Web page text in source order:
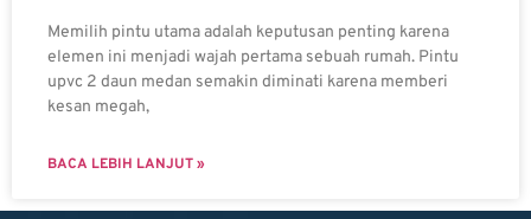
Memilih pintu utama adalah keputusan penting karena
elemen ini menjadi wajah pertama sebuah rumah. Pintu
upvc 2 daun medan semakin diminati karena memberi
kesan megah,
BACA LEBIH LANJUT »